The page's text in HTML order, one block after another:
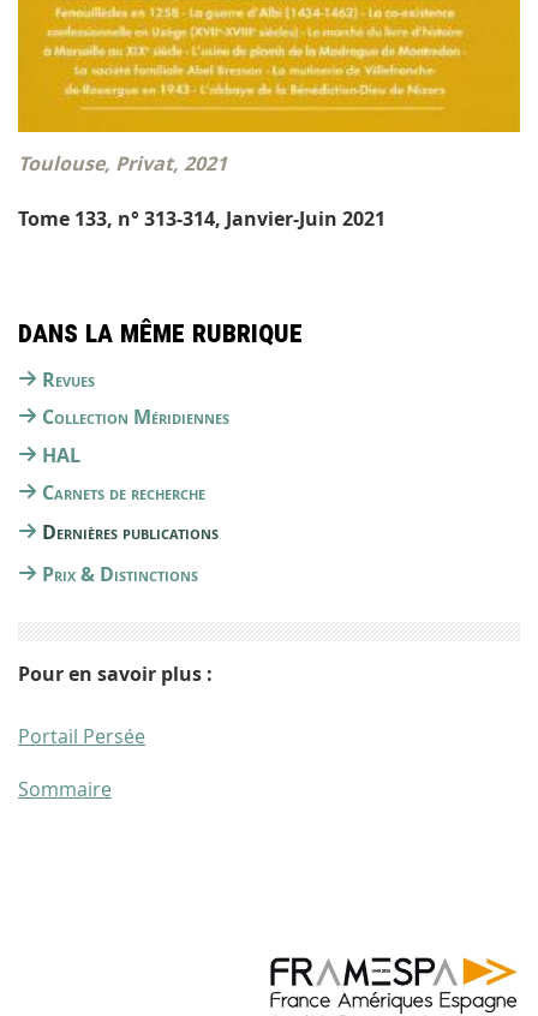
Toulouse, Privat, 2021
Tome 133, n° 313-314, Janvier-Juin 2021
Dans la même rubrique
Revues
Collection Méridiennes
HAL
Carnets de recherche
Dernières publications
Prix & Distinctions
Pour en savoir plus :
Portail Persée
Sommaire